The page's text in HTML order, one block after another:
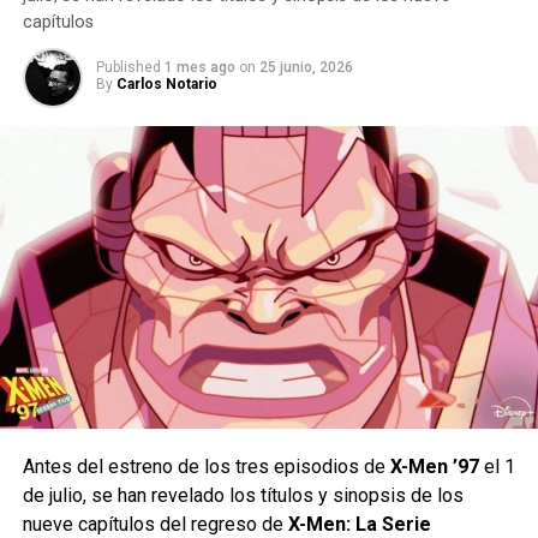
científico.
Onslaught es la manifestación física y psíquica de los
pensamientos más oscuros del Profesor X combinados
con la personalidad, el odio y la determinación de
Magneto.
Mientras que un equipo de X-Men fue enviado al futuro, la
otra mitad fue enviada al pasado. Todos con un mismo fin:
Enfrentar a Apocalipsis.
Wolverine (voiced by Cal Dodd) in Marvel Animation’s X-
MEN ’97 Season 2, exclusively on Disney+. Photo
courtesy of Marvel. © 2026 Marvel. All Rights Reserved.
Lo bueno de la segunda temporada
de X-Men 97
capítulos
Published 1 mes ago on 25 junio, 2026
By Carlos Notario
Antes del estreno de los tres episodios deX-Men ’97 el 1
de julio, se han revelado los títulos y sinopsis de los
nueve capítulos del regreso deX-Men: La Serie